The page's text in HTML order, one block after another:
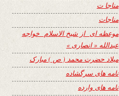
مناجا ت
مناجات
موعظه ای از شیخ الاسلام خواجه
عبدالله « انصاری »
میلاد حضرت محمد ( ص ) مبارک
نامه های سرگشاده
نامه های وارده